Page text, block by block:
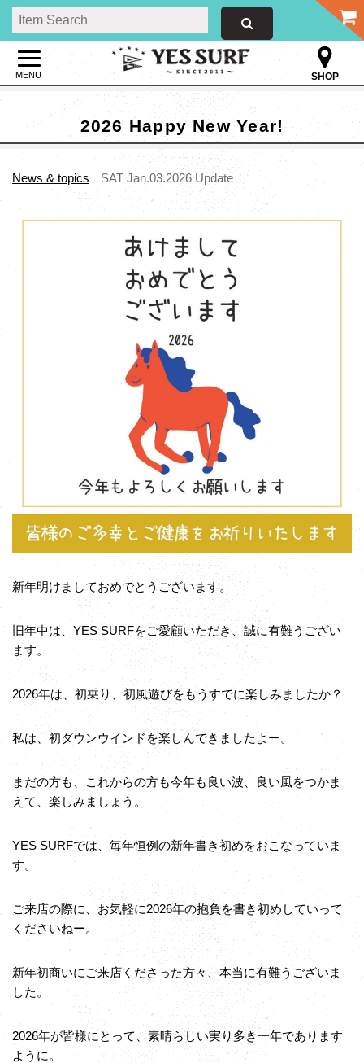
MENU SHOP
2026 Happy New Year!
News & topics SAT Jan.03.2026 Update
新年明けましておめでとうございます。
旧年中は、YES SURFをご愛顧いただき、誠に有難うござい
ます。
2026年は、初乗り、初風遊びをもうすでに楽しみましたか？
私は、初ダウンウインドを楽しんできましたよー。
まだの方も、これからの方も今年も良い波、良い風をつかま
えて、楽しみましょう。
YES SURFでは、毎年恒例の新年書き初めをおこなっていま
す。
ご来店の際に、お気軽に2026年の抱負を書き初めしていって
くださいねー。
新年初商いにご来店くださった方々、本当に有難うございま
した。
2026年が皆様にとって、素晴らしい実り多き一年であります
ように。